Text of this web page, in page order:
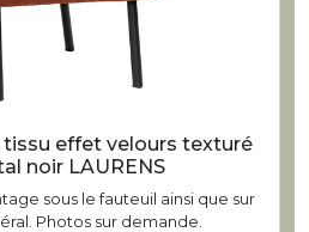
tissu effet velours texturé
noir LAURENS
sous le fauteuil ainsi que sur
Photos sur demande.